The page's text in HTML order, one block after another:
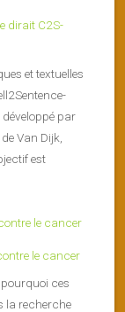
dirait C2S-
et textuelles
par
Van Dijk,
est
le cancer
ces
la recherche